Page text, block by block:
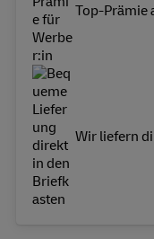
Top-Prämie
Wir liefern